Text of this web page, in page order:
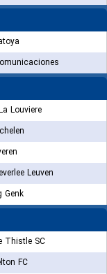
Louviere
Leuven
Genk
Thistle SC
FC